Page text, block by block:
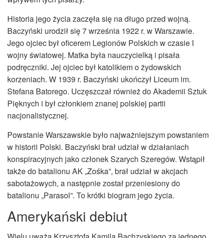
Historia jego życia zaczęła się na długo przed wojną.
Baczyński urodził się 7 września 1922 r. w Warszawie.
Jego ojciec był oficerem Legionów Polskich w czasie I
wojny światowej. Matka była nauczycielką i pisała
podręczniki. Jej ojciec był katolikiem o żydowskich
korzeniach. W 1939 r. Baczyński ukończył Liceum im.
Stefana Batorego. Uczęszczał również do Akademii Sztuk
Pięknych i był członkiem znanej polskiej partii
nacjonalistycznej.
Powstanie Warszawskie było najważniejszym powstaniem
w historii Polski. Baczyński brał udział w działaniach
konspiracyjnych jako członek Szarych Szeregów. Wstąpił
także do batalionu AK „Zośka”, brał udział w akcjach
sabotażowych, a następnie został przeniesiony do
batalionu „Parasol”. To krótki biogram jego życia.
Amerykański debiut